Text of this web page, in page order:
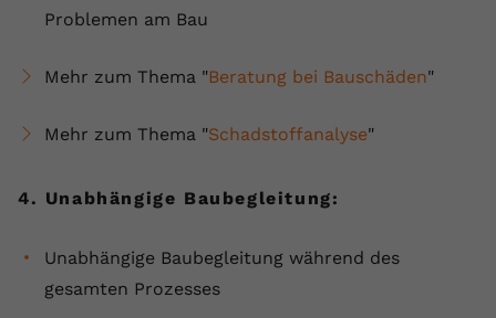
Problemen am Bau
Mehr zum Thema "Beratung bei Bauschäden"
Mehr zum Thema "Schadstoffanalyse"
4. Unabhängige Baubegleitung:
Unabhängige Baubegleitung während des
gesamten Prozesses
Anbieter Youtube.com
Laufzeit Session
YouTube setzt diesen Cookie, um die
Videopräferenzen des Nutzers zu
Videos verwendet.